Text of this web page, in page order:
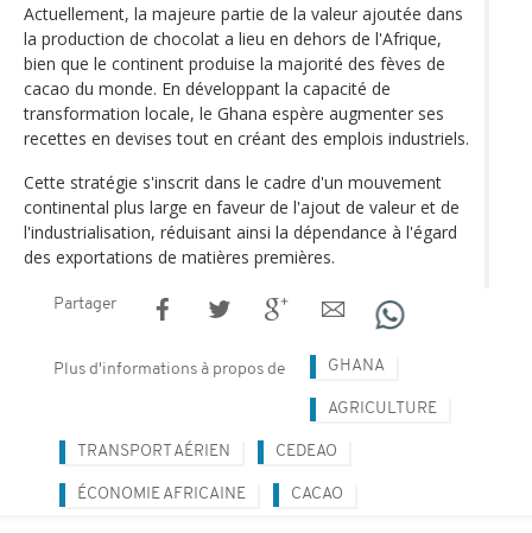
Actuellement, la majeure partie de la valeur ajoutée dans
la production de chocolat a lieu en dehors de l'Afrique,
bien que le continent produise la majorité des fèves de
cacao du monde. En développant la capacité de
transformation locale, le Ghana espère augmenter ses
recettes en devises tout en créant des emplois industriels.
Cette stratégie s'inscrit dans le cadre d'un mouvement
continental plus large en faveur de l'ajout de valeur et de
l'industrialisation, réduisant ainsi la dépendance à l'égard
des exportations de matières premières.
Partager
Plus d'informations à propos de GHANA
AGRICULTURE
TRANSPORT AÉRIEN CEDEAO
ÉCONOMIE AFRICAINE CACAO